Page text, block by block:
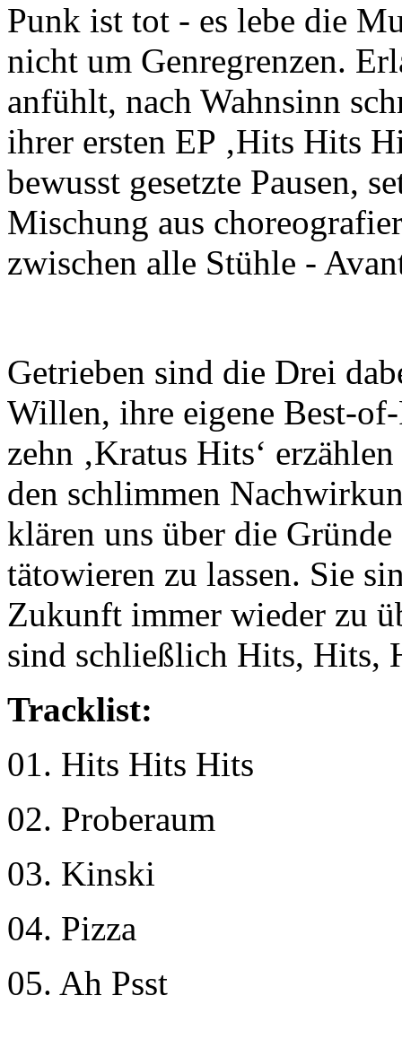
Punk ist tot - es lebe die
nicht um Genregrenzen.
anfühlt, nach Wahnsinn
ihrer ersten EP ‚Hits Hits
bewusst gesetzte Pausen,
Mischung aus
zwischen alle Stühle -
Getrieben sind die Drei
Willen, ihre eigene Best-
zehn ‚Kratus Hits‘
den schlimmen
klären uns über die
tätowieren zu lassen. Sie
Zukunft immer wieder zu
sind schließlich Hits, Hits,
Tracklist:
01. Hits Hits Hits
02. Proberaum
03. Kinski
04. Pizza
05. Ah Psst